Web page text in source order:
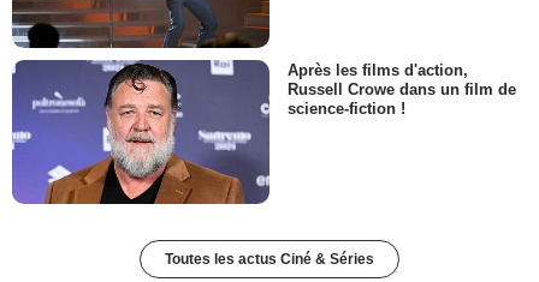
Après les films d'action,
Russell Crowe dans un film de
science-fiction !
Toutes les actus Ciné & Séries